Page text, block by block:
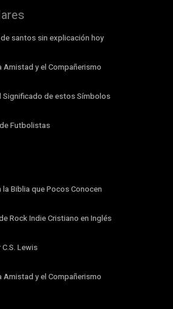
santos sin explicación hoy
Amistad y el Compañerismo
Significado de estos Símbolos
Futbolistas
la Biblia que Pocos Conocen
Rock Indie Cristiano en Inglés
Lewis
Amistad y el Compañerismo